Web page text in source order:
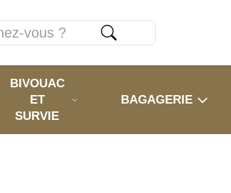
BIVOUAC
ET
SURVIE
BAGAGERIE